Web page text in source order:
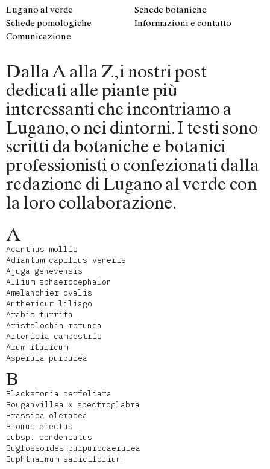
Lugano al verde
Schede botaniche
Schede pomologiche
Informazioni e contatto
Comunicazione
Dalla A alla Z, i nostri post
dedicati alle piante più
interessanti che incontriamo a
Lugano, o nei dintorni. I testi sono
scritti da botaniche e botanici
professionisti o confezionati dalla
redazione di Lugano al verde con
la loro collaborazione.
A
Acanthus mollis
Adiantum capillus-veneris
Ajuga genevensis
Allium sphaerocephalon
Amelanchier ovalis
Anthericum liliago
Arabis turrita
Aristolochia rotunda
Artemisia campestris
Arum italicum
Asperula purpurea
B
Blackstonia perfoliata
Bouganvillea x spectroglabra
Brassica oleracea
Bromus erectus
subsp. condensatus
Buglossoides purpurocaerulea
Buphthalmum salicifolium